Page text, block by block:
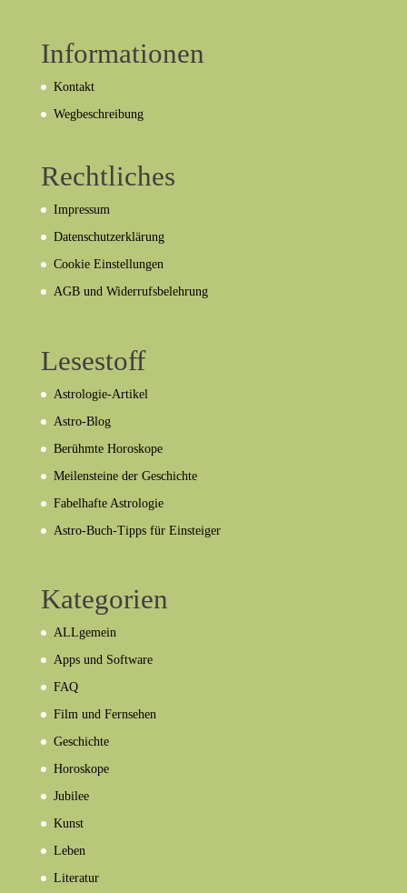
Informationen
Kontakt
Wegbeschreibung
Rechtliches
Impressum
Datenschutzerklärung
Cookie Einstellungen
AGB und Widerrufsbelehrung
Lesestoff
Astrologie-Artikel
Astro-Blog
Berühmte Horoskope
Meilensteine der Geschichte
Fabelhafte Astrologie
Astro-Buch-Tipps für Einsteiger
Kategorien
ALLgemein
Apps und Software
FAQ
Film und Fernsehen
Geschichte
Horoskope
Jubilee
Kunst
Leben
Literatur